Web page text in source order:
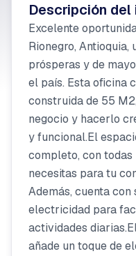
Descripción del
Excelente
Rionegro, Antioquia,
prósperas y de
el país. Esta oficina
construida de 55
negocio y hacerlo
y funcional.El
completo, con todas
necesitas para tu
Además, cuenta
electricidad para
actividades
añade un toque de